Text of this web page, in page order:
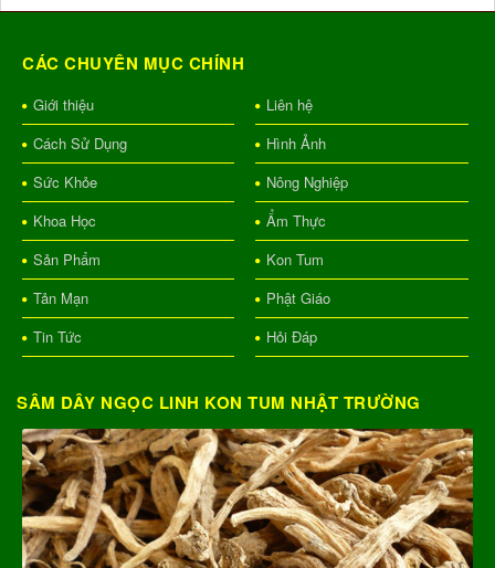
CÁC CHUYÊN MỤC CHÍNH
Giới thiệu
Liên hệ
Cách Sử Dụng
Hình Ảnh
Sức Khỏe
Nông Nghiệp
Khoa Học
Ẩm Thực
Sản Phẩm
Kon Tum
Tản Mạn
Phật Giáo
Tin Tức
Hỏi Đáp
SÂM DÂY NGỌC LINH KON TUM NHẬT TRƯỜNG